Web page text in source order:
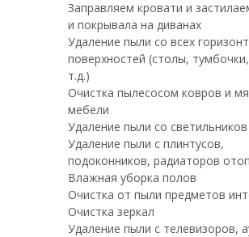
Заправляем кровати и
и покрывала на диванах
Удаление пыли со всех
поверхностей (столы,
т.д.)
Очистка пылесосом ковров и
мебели
Удаление пыли со светильников
Удаление пыли с плинтусов,
подоконников, радиаторов
Влажная уборка полов
Очистка от пыли предметов
Очистка зеркал
Удаление пыли с телевизоров,